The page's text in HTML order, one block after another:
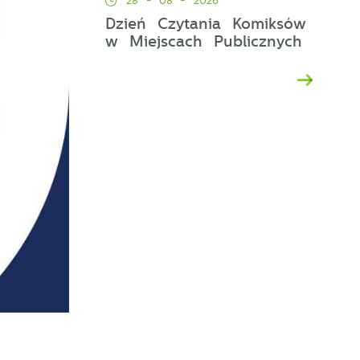
Dzień Czytania Komiksów
w Miejscach Publicznych